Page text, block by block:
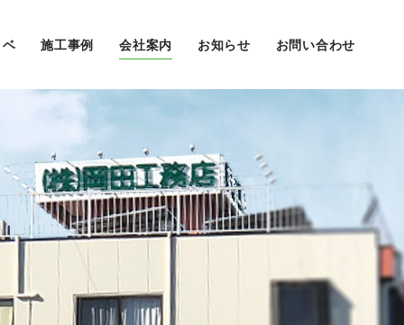
ベ 施工事例 会社案内 お知らせ お問い合わせ